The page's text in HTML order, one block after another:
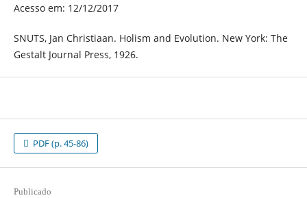
Acesso em: 12/12/2017
SNUTS, Jan Christiaan. Holism and Evolution. New York: The
Gestalt Journal Press, 1926.
PDF (p. 45-86)
Publicado